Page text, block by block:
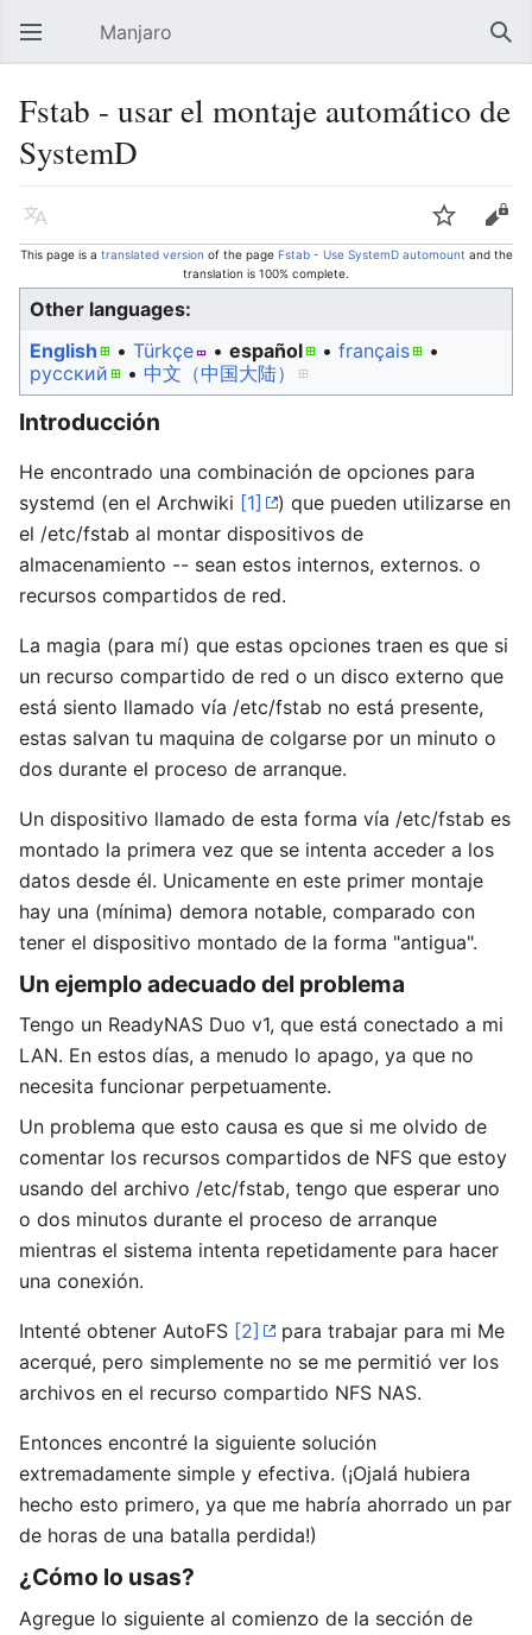
Open main menu Manjaro
Fstab - usar el montaje automático de
SystemD
Language Watch Edit
This page is a translated version of the page Fstab - Use SystemD automount and the
translation is 100% complete.
Other languages:
English
• ‎ Türkçe • ‎ español • ‎ français
•
русский • ‎ 中文（中国大陆）‎
Introducción
He encontrado una combinación de opciones para
systemd (en el Archwiki [1]
) que pueden utilizarse en
el /etc/fstab al montar dispositivos de
almacenamiento -- sean estos internos, externos. o
recursos compartidos de red.
La magia (para mí) que estas opciones traen es que si
un recurso compartido de red o un disco externo que
está siento llamado vía /etc/fstab no está presente,
estas salvan tu maquina de colgarse por un minuto o
dos durante el proceso de arranque.
Un dispositivo llamado de esta forma vía /etc/fstab es
montado la primera vez que se intenta acceder a los
datos desde él. Unicamente en este primer montaje
hay una (mínima) demora notable, comparado con
tener el dispositivo montado de la forma "antigua".
Un ejemplo adecuado del problema
Tengo un ReadyNAS Duo v1, que está conectado a mi
LAN. En estos días, a menudo lo apago, ya que no
necesita funcionar perpetuamente.
Un problema que esto causa es que si me olvido de
comentar los recursos compartidos de NFS que estoy
usando del archivo /etc/fstab, tengo que esperar uno
o dos minutos durante el proceso de arranque
mientras el sistema intenta repetidamente para hacer
una conexión.
Intenté obtener AutoFS [2]
para trabajar para mi Me
acerqué, pero simplemente no se me permitió ver los
archivos en el recurso compartido NFS NAS.
Entonces encontré la siguiente solución
extremadamente simple y efectiva. (¡Ojalá hubiera
hecho esto primero, ya que me habría ahorrado un par
de horas de una batalla perdida!)
¿Cómo lo usas?
Agregue lo siguiente al comienzo de la sección de